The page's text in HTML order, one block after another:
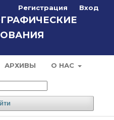
АРХИВЫ О НАС
Регистрация Вход